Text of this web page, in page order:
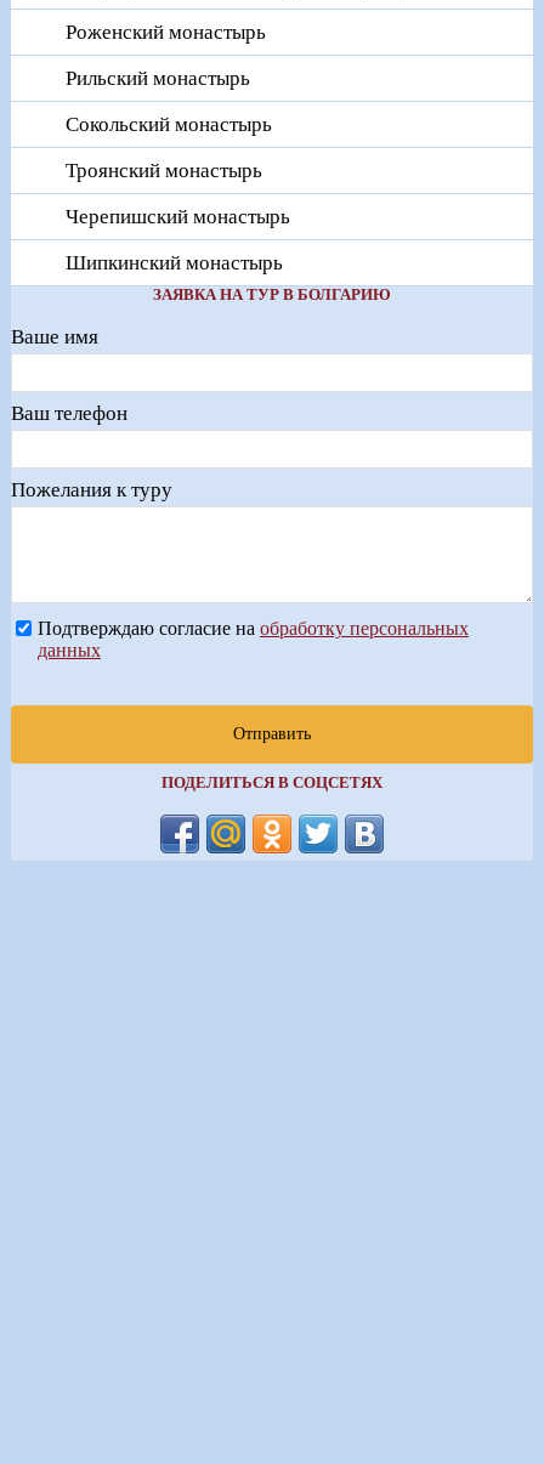
Роженский монастырь
Рильский монастырь
Сокольский монастырь
Троянский монастырь
Черепишский монастырь
Шипкинский монастырь
ЗАЯВКА НА ТУР В БОЛГАРИЮ
Ваше имя
Ваш телефон
Пожелания к туру
Подтверждаю согласие на обработку персональных
данных
Отправить
ПОДЕЛИТЬСЯ В СОЦСЕТЯХ